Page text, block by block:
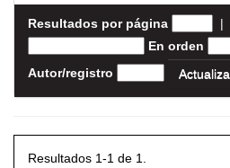
Resultados por página |
En orden
Autor/registro
Resultados 1-1 de 1.